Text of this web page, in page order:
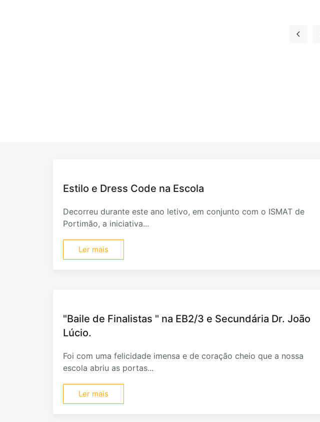
Estilo e Dress Code na Escola
Decorreu durante este ano letivo, em conjunto com o ISMAT de
Portimão, a iniciativa...
Ler mais
"Baile de Finalistas " na EB2/3 e Secundária Dr. João
Lúcio.
Foi com uma felicidade imensa e de coração cheio que a nossa
escola abriu as portas...
Ler mais